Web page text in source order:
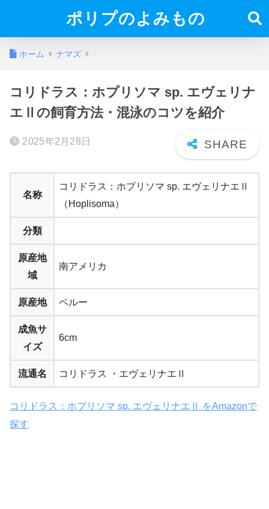
ポリプのよみもの
ホーム ナマズ
コリドラス：ホプリソマ sp. エヴェリナ
エⅡの飼育方法・混泳のコツを紹介
2025年2月28日
名称
コリドラス：ホプリソマ sp. エヴェリナエⅡ
（Hoplisoma）
分類
原産地
域
南アメリカ
原産地 ペルー
成魚サ
イズ
6cm
流通名 コリドラス ・エヴェリナエⅡ
コリドラス：ホプリソマ sp. エヴェリナエⅡ をAmazonで
探す